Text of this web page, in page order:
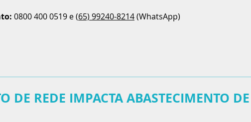
0800 400 0519 e (65) 99240-8214(WhatsApp)
DE REDE IMPACTA ABASTECIMENTO